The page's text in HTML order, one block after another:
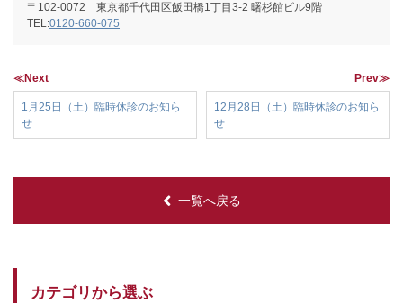
〒102-0072 東京都千代田区飯田橋1丁目3-2 曙杉館ビル9階
TEL:0120-660-075
≪Next
1月25日（土）臨時休診のお知ら
せ
Prev≫
12月28日（土）臨時休診のお知ら
せ
一覧へ戻る
カテゴリから選ぶ